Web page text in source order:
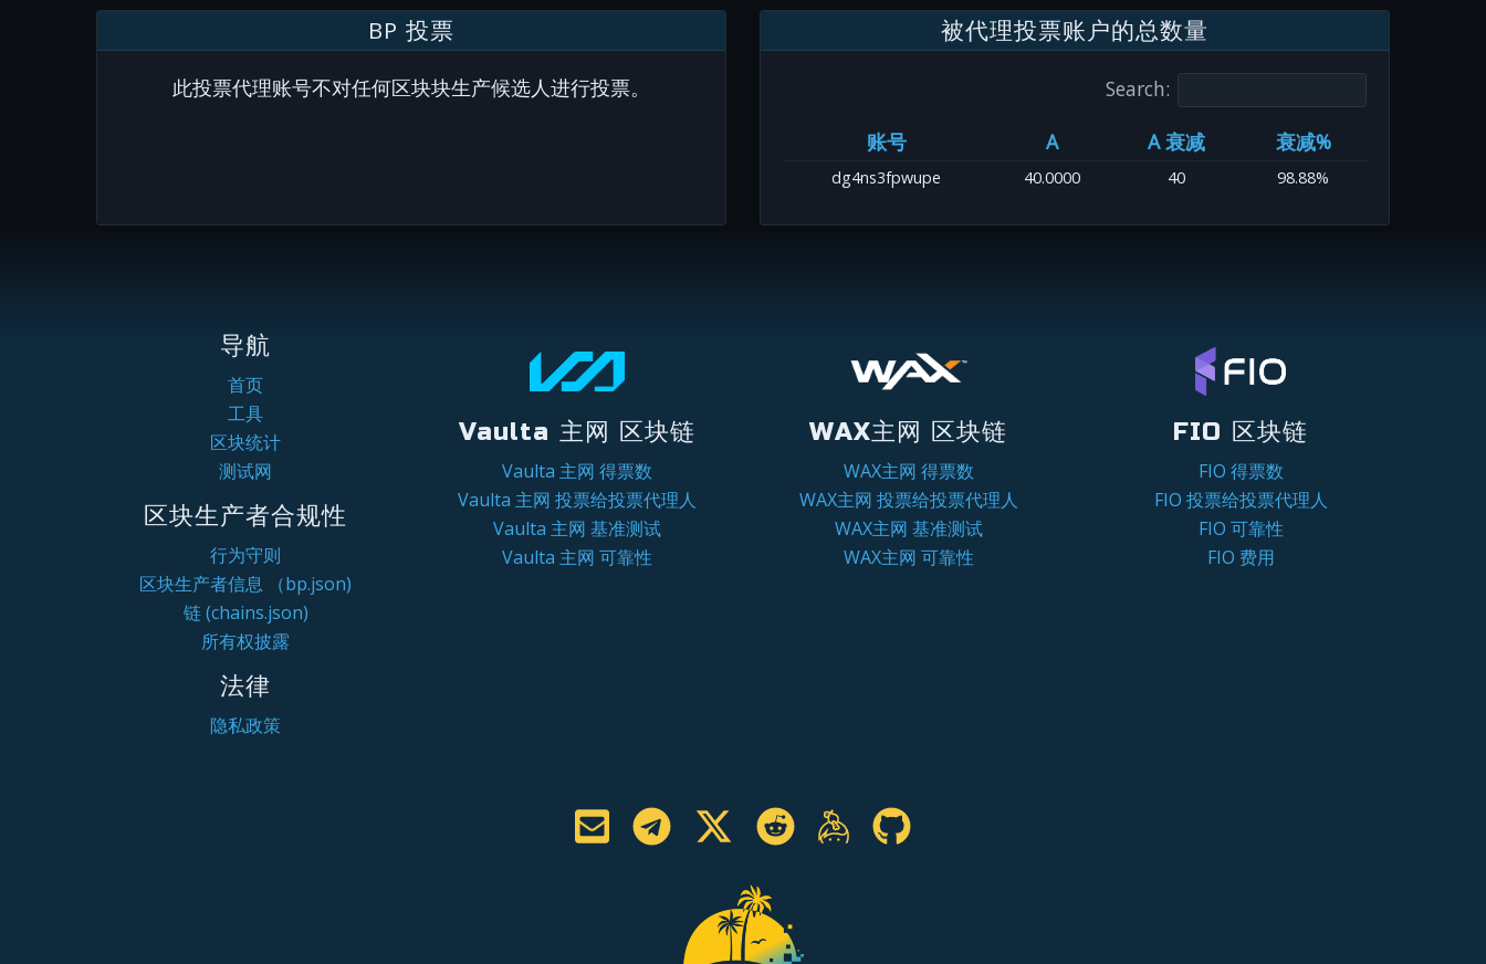
BP 投票
此投票代理账号不对任何区块块生产候选人进行投票。
被代理投票账户的总数量
Search:
账号
A A 衰减 衰减%
dg4ns3fpwupe 40.0000 40 98.88%
导航
首页
工具
区块统计
测试网
区块生产者合规性
行为守则
区块生产者信息 （bp.json)
链 (chains.json)
所有权披露
法律
隐私政策
Vaulta 主网 区块链
Vaulta 主网 得票数
Vaulta 主网 投票给投票代理人
Vaulta 主网 基准测试
Vaulta 主网 可靠性
WAX主网 区块链
WAX主网 得票数
WAX主网 投票给投票代理人
WAX主网 基准测试
WAX主网 可靠性
FIO 区块链
FIO 得票数
FIO 投票给投票代理人
FIO 可靠性
FIO 费用